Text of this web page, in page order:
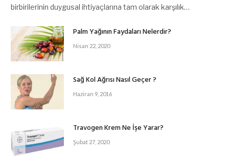
birbirilerinin duygusal ihtiyaçlarına tam olarak karşılık…
Palm Yağının Faydaları Nelerdir?
Nisan 22, 2020
Sağ Kol Ağrısı Nasıl Geçer ?
Haziran 9, 2016
Travogen Krem Ne İşe Yarar?
Şubat 27, 2020